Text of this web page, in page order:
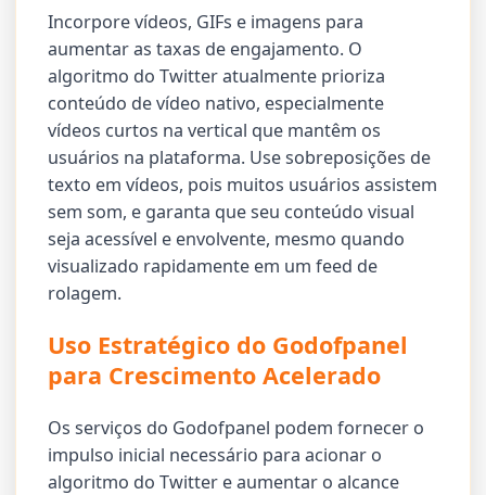
Incorpore vídeos, GIFs e imagens para
aumentar as taxas de engajamento. O
algoritmo do Twitter atualmente prioriza
conteúdo de vídeo nativo, especialmente
vídeos curtos na vertical que mantêm os
usuários na plataforma. Use sobreposições de
texto em vídeos, pois muitos usuários assistem
sem som, e garanta que seu conteúdo visual
seja acessível e envolvente, mesmo quando
visualizado rapidamente em um feed de
rolagem.
Uso Estratégico do Godofpanel
para Crescimento Acelerado
Os serviços do Godofpanel podem fornecer o
impulso inicial necessário para acionar o
algoritmo do Twitter e aumentar o alcance